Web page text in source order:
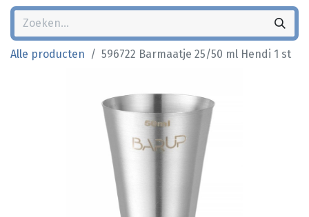
Alle producten 596722 Barmaatje 25/50 ml Hendi 1 st